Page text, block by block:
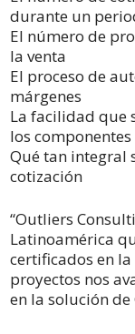
durante un
El número de
la venta
El proceso de
márgenes
La facilidad que
los
Qué tan integral
cotización
“Outliers
Latinoamérica
certificados en la
proyectos nos
en la solución de